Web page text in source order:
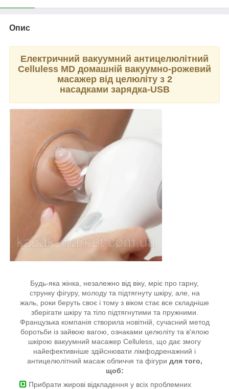
Опис
Електричний вакуумний антицелюлітний
Celluless MD домашній вакуумно-рожевий
масажер від целюліту з 2
насадками зарядка-USB
Будь-яка жінка, незалежно від віку, мріє про гарну,
струнку фігуру, молоду та підтягнуту шкіру, але, на
жаль, роки беруть своє і тому з віком стає все складніше
зберігати шкіру та тіло підтягнутими та пружними.
Французька компанія створила новітній, сучасний метод
боротьби із зайвою вагою, ознаками целюліту та в'ялою
шкірою вакуумний масажер Celluless, що дає змогу
найефективніше здійснювати лімфодренажний і
антицелюлітний масаж обличчя та фігури для того,
щоб:
Прибрати жирові відкладення у всіх проблемних